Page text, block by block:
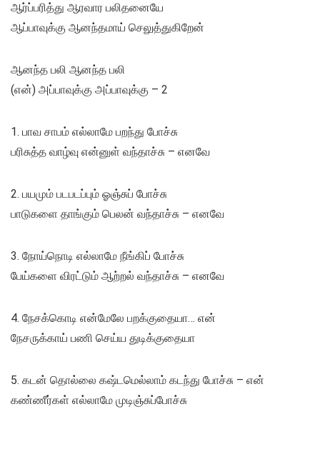
ஆர்ப்பரித்து ஆரவார பலிதனையே
ஆப்பாவுக்கு ஆனந்தமாய் செலுத்துகிறேன்
ஆனந்த பலி ஆனந்த பலி
(என்) அப்பாவுக்கு அப்பாவுக்கு – 2
1. பாவ சாபம் எல்லாமே பறந்து போச்சு
பரிசுத்த வாழ்வு என்னுள் வந்தாச்சு – எனவே
2. பயமும் படபடப்பும் ஓஞ்சுப் போச்சு
பாடுகளை தாங்கும் பெலன் வந்தாச்சு – எனவே
3. நோய்நொடி எல்லாமே நீங்கிப் போச்சு
பேய்களை விரட்டும் ஆற்றல் வந்தாச்சு – எனவே
4. நேசக்கொடி என்மேலே பறக்குதையா… என்
நேசருக்காய் பணி செய்ய துடிக்குதையா
5. கடன் தொல்லை கஷ்டமெல்லாம் கடந்து போச்சு – என்
கண்ணீர்கள் எல்லாமே முடிஞ்சுப்போச்சு